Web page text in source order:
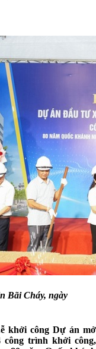
Bãi Cháy, ngày
khởi công Dự án mở
công trình khởi công,